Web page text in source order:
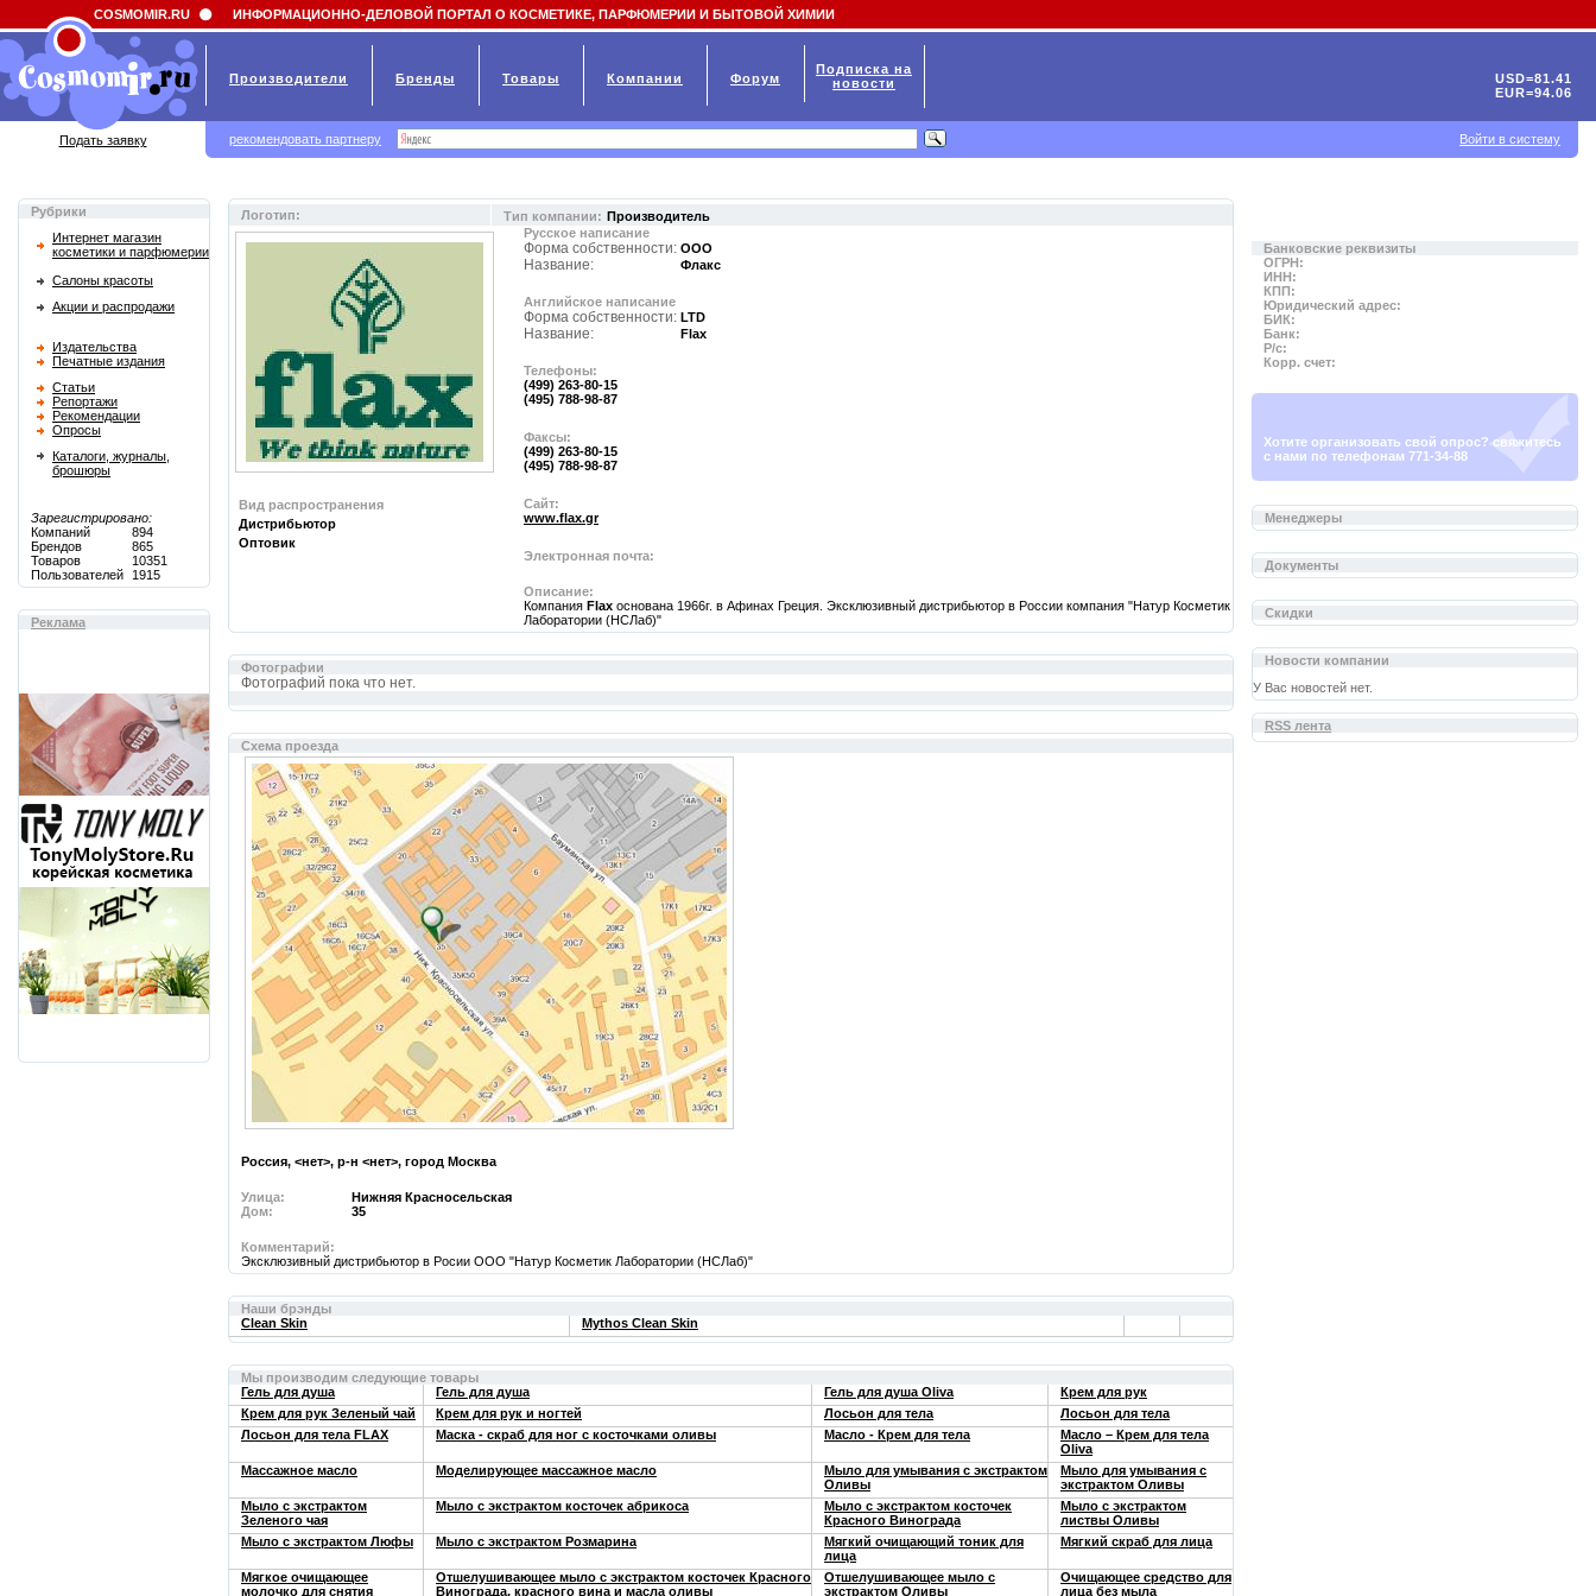
Field 'news_title' doesn't have a default value
Рубрики
Интернет магазин
косметики и парфюмерии
Салоны красоты
Акции и распродажи
Издательства
Печатные издания
Статьи
Репортажи
Рекомендации
Опросы
Каталоги, журналы,
брошюры
Зарегистрировано:
Компаний
894
Брендов
865
Товаров
10351
Пользователей
1915
Реклама
Логотип: Тип компании: Производитель
Вид распространения
Дистрибьютор
Оптовик
Русское написание
Форма собственности: ООО
Название: Флакс
Английское написание
Форма собственности: LTD
Название: Flax
Телефоны:
(499) 263-80-15
(495) 788-98-87
Факсы:
(499) 263-80-15
(495) 788-98-87
Сайт:
www.flax.gr
Электронная почта:
Описание:
Компания Flax основана 1966г. в Афинах Греция. Эксклюзивный дистрибьютор в России компания "Натур Косметик
Лаборатории (НСЛаб)"
Фотографии
Фотографий пока что нет.
Cхема проезда
Россия, <нет>, р-н <нет>, город Москва
Улица:
Нижняя Красносельская
Дом:
35
Комментарий:
Эксклюзивный дистрибьютор в Росии ООО "Натур Косметик Лаборатории (НСЛаб)"
Наши брэнды
Clean Skin
Mythos Clean Skin
Мы производим следующие товары
Гель для душа
Гель для душа Гель для душа Oliva
Крем для рук
Крем для рук Зеленый чай
Крем для рук и ногтей Лосьон для тела
Лосьон для тела
Лосьон для тела FLAX
Маска - скраб для ног с косточками оливы Масло - Крем для тела
Масло – Крем для тела
Oliva
Массажное масло
Моделирующее массажное масло
Мыло для умывания с экстрактом
Оливы
Мыло для умывания с
экстрактом Оливы
Мыло с экстрактом
Зеленого чая
Мыло с экстрактом косточек абрикоса
Мыло с экстрактом косточек
Красного Винограда
Мыло с экстрактом
листвы Оливы
Мыло с экстрактом Люфы
Мыло с экстрактом Розмарина
Мягкий очищающий тоник для
лица
Мягкий скраб для лица
Мягкое очищающее
молочко для снятия
Отшелушивающее мыло с экстрактом косточек Красного
Винограда, красного вина и масла оливы
Отшелушивающее мыло с
экстрактом Оливы
Очищающее средство для
лица без мыла
Банковские реквизиты
ОГРН:
ИНН:
КПП:
Юридический адрес:
БИК:
Банк:
Р/с:
Корр. счет:
Хотите организовать свой опрос? свяжитесь
с нами по телефонам 771-34-88
Менеджеры
Документы
Скидки
Новости компании
У Вас новостей нет.
RSS лента
COSMOMIR.RU ИНФОРМАЦИОННО-ДЕЛОВОЙ ПОРТАЛ О КОСМЕТИКЕ, ПАРФЮМЕРИИ И БЫТОВОЙ ХИМИИ
Производители Бренды Товары Компании Форум
Подписка на
новости
USD=81.41
EUR=94.06
Подать заявку рекомендовать партнеру Войти в систему